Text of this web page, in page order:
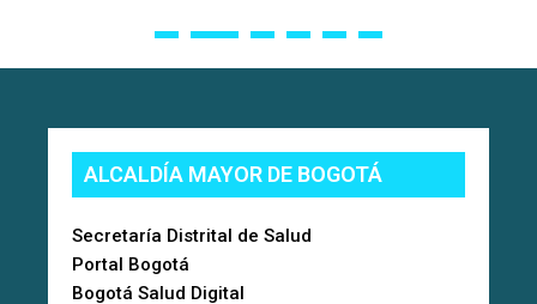
ALCALDÍA MAYOR DE BOGOTÁ
Secretaría Distrital de Salud
Portal Bogotá
Bogotá Salud Digital